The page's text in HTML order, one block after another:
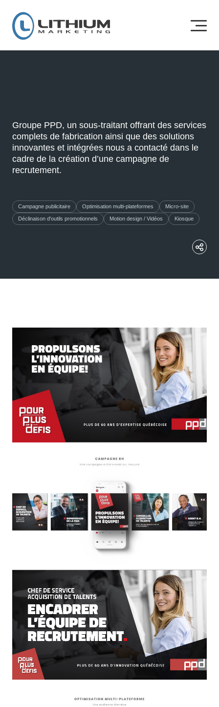
Groupe PPD, un sous-traitant offrant des services
complets de fabrication ainsi que des solutions
innovantes et intégrées nous a contacté dans le
cadre de la création d’une campagne de
recrutement.
Campagne publicitaire Optimisation multi-plateformes Micro-site
Déclinaison d'outils promotionnels Motion design / Vidéos Kiosque